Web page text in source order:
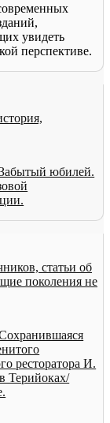
увидеть
перспективе.
юбилей.
статьи об
поколения не
ресторатора И.
Терийоках/